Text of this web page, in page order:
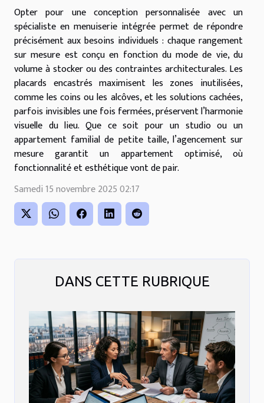
Opter pour une conception personnalisée avec un
spécialiste en menuiserie intégrée permet de répondre
précisément aux besoins individuels : chaque rangement
sur mesure est conçu en fonction du mode de vie, du
volume à stocker ou des contraintes architecturales. Les
placards encastrés maximisent les zones inutilisées,
comme les coins ou les alcôves, et les solutions cachées,
parfois invisibles une fois fermées, préservent l’harmonie
visuelle du lieu. Que ce soit pour un studio ou un
appartement familial de petite taille, l’agencement sur
mesure garantit un appartement optimisé, où
fonctionnalité et esthétique vont de pair.
Samedi 15 novembre 2025 02:17
DANS CETTE RUBRIQUE